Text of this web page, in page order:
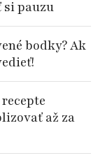
si pauzu
bodky? Ak
až za